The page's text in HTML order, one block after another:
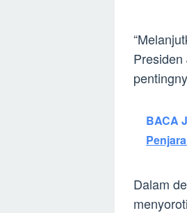
BACA
Dalam